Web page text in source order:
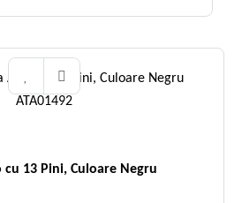
13 Pini, Culoare Negru